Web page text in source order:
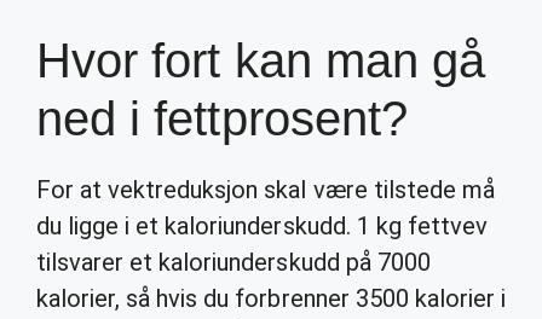
Hvor fort kan man gå
ned i fettprosent?
For at vektreduksjon skal være tilstede må
du ligge i et kaloriunderskudd. 1 kg fettvev
tilsvarer et kaloriunderskudd på 7000
kalorier, så hvis du forbrenner 3500 kalorier i